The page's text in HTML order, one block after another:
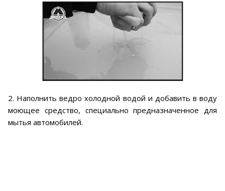
2. Наполнить ведро холодной водой и добавить в воду
моющее средство, специально предназначенное для
мытья автомобилей.